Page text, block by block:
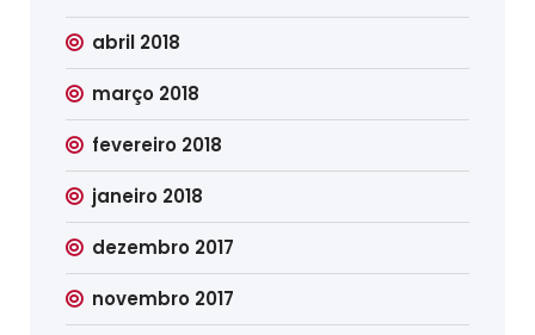
abril 2018
março 2018
fevereiro 2018
janeiro 2018
dezembro 2017
novembro 2017